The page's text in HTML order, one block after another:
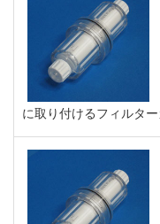
に取り付けるフィルタ